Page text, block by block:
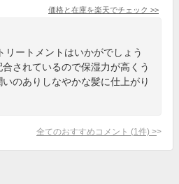
価格と在庫を楽天でチェック >>
リートメントはいかがでしょう
されているので保湿力が高くう
のありしなやかな髪に仕上がり
全てのおすすめコメント (1 件) >